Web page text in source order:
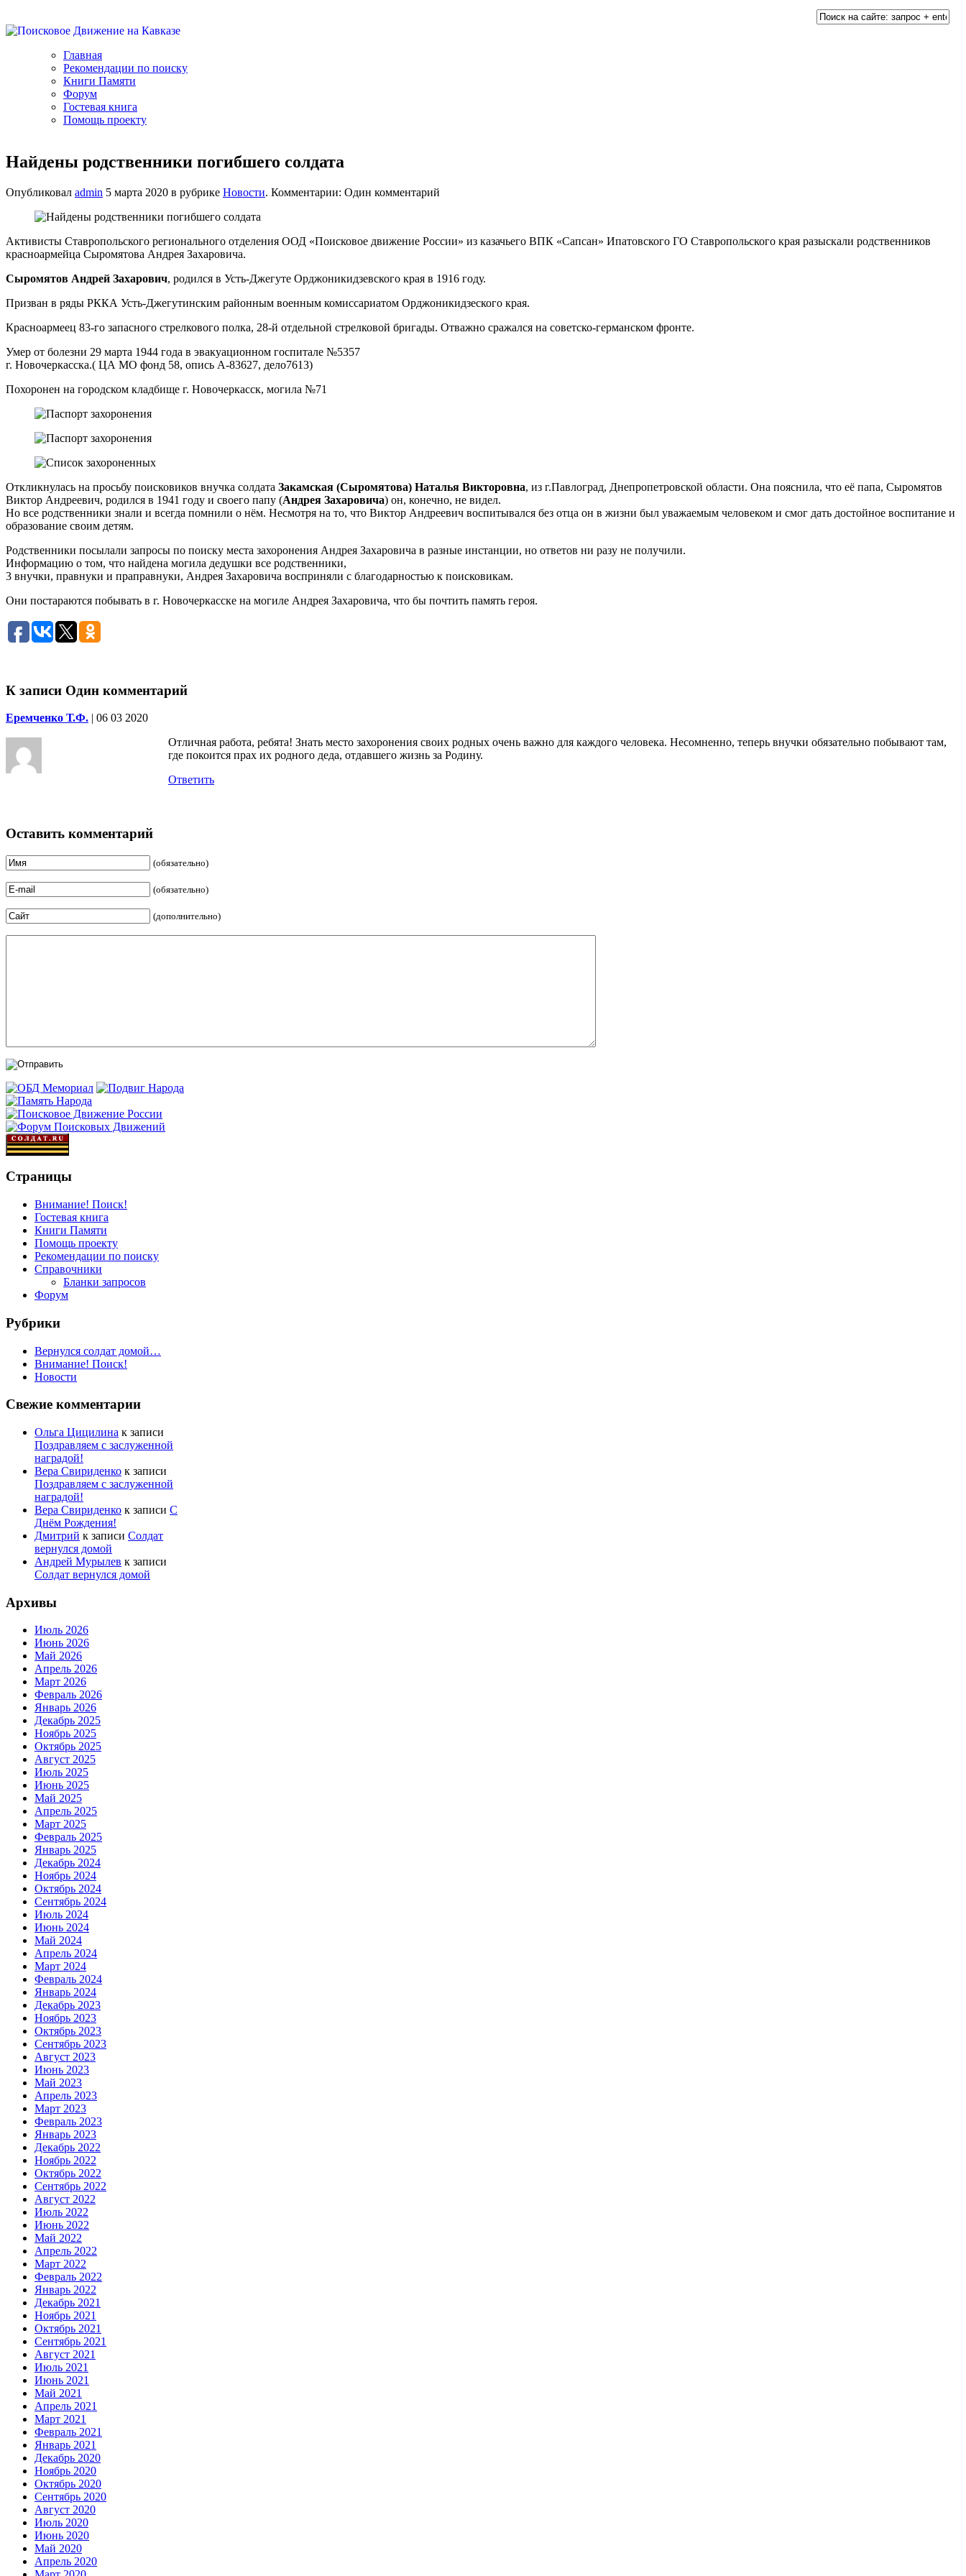
Главная
Рекомендации по поиску
Книги Памяти
Форум
Гостевая книга
Помощь проекту
Найдены родственники погибшего солдата
Опубликовал admin 5 марта 2020 в рубрике Новости. Комментарии: Один комментарий
Активисты Ставропольского регионального отделения ООД «Поисковое движение России» из казачьего ВПК «Сапсан» Ипатовского ГО Ставропольского края разыскали родственников
красноармейца Сыромятова Андрея Захаровича.
Сыромятов Андрей Захарович, родился в Усть-Джегуте Орджоникидзевского края в 1916 году.
Призван в ряды РККА Усть-Джегутинским районным военным комиссариатом Орджоникидзеского края.
Красноармеец 83-го запасного стрелкового полка, 28-й отдельной стрелковой бригады. Отважно сражался на советско-германском фронте.
Умер от болезни 29 марта 1944 года в эвакуационном госпитале №5357
г. Новочеркасска.( ЦА МО фонд 58, опись А-83627, дело7613)
Похоронен на городском кладбище г. Новочеркасск, могила №71
Откликнулась на просьбу поисковиков внучка солдата Закамская (Сыромятова) Наталья Викторовна, из г.Павлоград, Днепропетровской области. Она пояснила, что её папа, Сыромятов
Виктор Андреевич, родился в 1941 году и своего папу (Андрея Захаровича) он, конечно, не видел.
Но все родственники знали и всегда помнили о нём. Несмотря на то, что Виктор Андреевич воспитывался без отца он в жизни был уважаемым человеком и смог дать достойное воспитание и
образование своим детям.
Родственники посылали запросы по поиску места захоронения Андрея Захаровича в разные инстанции, но ответов ни разу не получили.
Информацию о том, что найдена могила дедушки все родственники,
3 внучки, правнуки и праправнуки, Андрея Захаровича восприняли с благодарностью к поисковикам.
Они постараются побывать в г. Новочеркасске на могиле Андрея Захаровича, что бы почтить память героя.
К записи Один комментарий
Еремченко Т.Ф. | 06 03 2020
Отличная работа, ребята! Знать место захоронения своих родных очень важно для каждого человека. Несомненно, теперь внучки обязательно побывают там,
где покоится прах их родного деда, отдавшего жизнь за Родину.
Ответить
Оставить комментарий
(обязательно)
(обязательно)
(дополнительно)
Страницы
Внимание! Поиск!
Гостевая книга
Книги Памяти
Помощь проекту
Рекомендации по поиску
Справочники
Бланки запросов
Форум
Рубрики
Вернулся солдат домой…
Внимание! Поиск!
Новости
Свежие комментарии
Ольга Цицилина к записи
Поздравляем с заслуженной
наградой!
Вера Свириденко к записи
Поздравляем с заслуженной
наградой!
Вера Свириденко к записи С
Днём Рождения!
Дмитрий к записи Солдат
вернулся домой
Андрей Мурылев к записи
Солдат вернулся домой
Архивы
Июль 2026
Июнь 2026
Май 2026
Апрель 2026
Март 2026
Февраль 2026
Январь 2026
Декабрь 2025
Ноябрь 2025
Октябрь 2025
Август 2025
Июль 2025
Июнь 2025
Май 2025
Апрель 2025
Март 2025
Февраль 2025
Январь 2025
Декабрь 2024
Ноябрь 2024
Октябрь 2024
Сентябрь 2024
Июль 2024
Июнь 2024
Май 2024
Апрель 2024
Март 2024
Февраль 2024
Январь 2024
Декабрь 2023
Ноябрь 2023
Октябрь 2023
Сентябрь 2023
Август 2023
Июнь 2023
Май 2023
Апрель 2023
Март 2023
Февраль 2023
Январь 2023
Декабрь 2022
Ноябрь 2022
Октябрь 2022
Сентябрь 2022
Август 2022
Июль 2022
Июнь 2022
Май 2022
Апрель 2022
Март 2022
Февраль 2022
Январь 2022
Декабрь 2021
Ноябрь 2021
Октябрь 2021
Сентябрь 2021
Август 2021
Июль 2021
Июнь 2021
Май 2021
Апрель 2021
Март 2021
Февраль 2021
Январь 2021
Декабрь 2020
Ноябрь 2020
Октябрь 2020
Сентябрь 2020
Август 2020
Июль 2020
Июнь 2020
Май 2020
Апрель 2020